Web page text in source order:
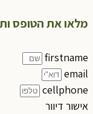
מלאו את הטופס
firstname
email
cellphone
אישור דיוור